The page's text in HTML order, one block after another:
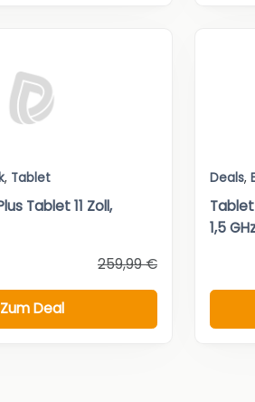
, Tablet
Tablet 11 Zoll,
259,99 €
Zum Deal
Deals,
Tablet
1,5